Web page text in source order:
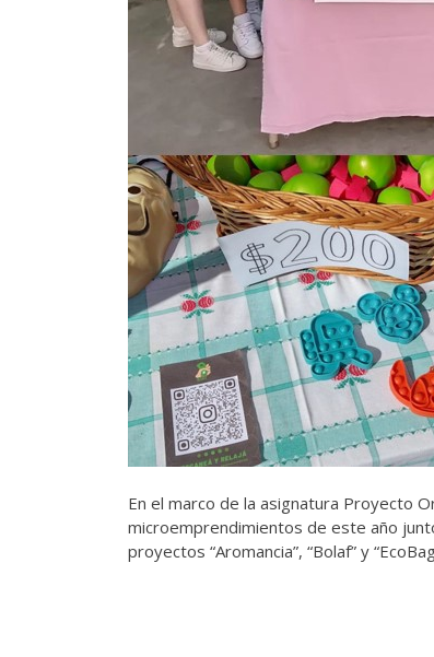
En el marco de la asignatura Proyecto
microemprendimientos de este año
proyectos “Aromancia”, “Bolaf” y